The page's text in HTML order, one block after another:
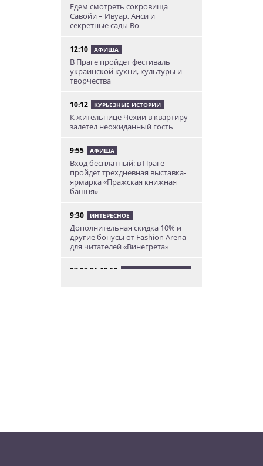
Едем смотреть сокровища
Савойи – Ивуар, Анси и
секретные сады Во
12:10 АФИША
В Праге пройдет фестиваль
украинской кухни, культуры и
творчества
10:12 КУРЬЕЗНЫЕ ИСТОРИИ
К жительнице Чехии в квартиру
залетел неожиданный гость
9:55 АФИША
Вход бесплатный: в Праге
пройдет трехдневная выставка-
ярмарка «Пражская книжная
башня»
9:30 ИНТЕРЕСНОЕ
Дополнительная скидка 10% и
другие бонусы от Fashion Arena
для читателей «Винегрета»
07.08.26 19:50 НЕЗНАКОМАЯ ПРАГА